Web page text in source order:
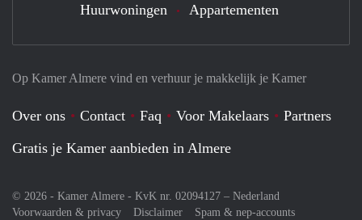
Op Kamer Almere vind en verhuur je makkelijk je Kamer
Over ons Contact Faq Voor Makelaars
Partners
Gratis je Kamer aanbieden in Almere
© 2026 - Kamer Almere - KvK nr. 02094127 – Nederland
Voorwaarden & privacy
Disclaimer Spam & nep-accounts
Huurwoningen Appartementen